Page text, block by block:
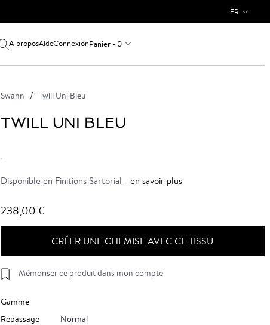
FR
A proposAideConnexionPanier - 0
Swann Twill Uni Bleu
TWILL UNI BLEU
-
Disponible en Finitions Sartorial - en savoir plus
238,00 €
CRÉER UNE CHEMISE AVEC CE TISSU
Mémoriser ce produit dans mon compte
Gamme
Repassage
Normal